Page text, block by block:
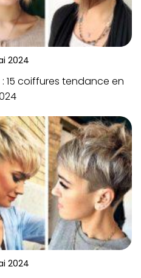
2024
15 coiffures tendance en
2024